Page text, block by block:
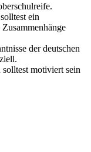
ein
der deutschen
solltest motiviert sein